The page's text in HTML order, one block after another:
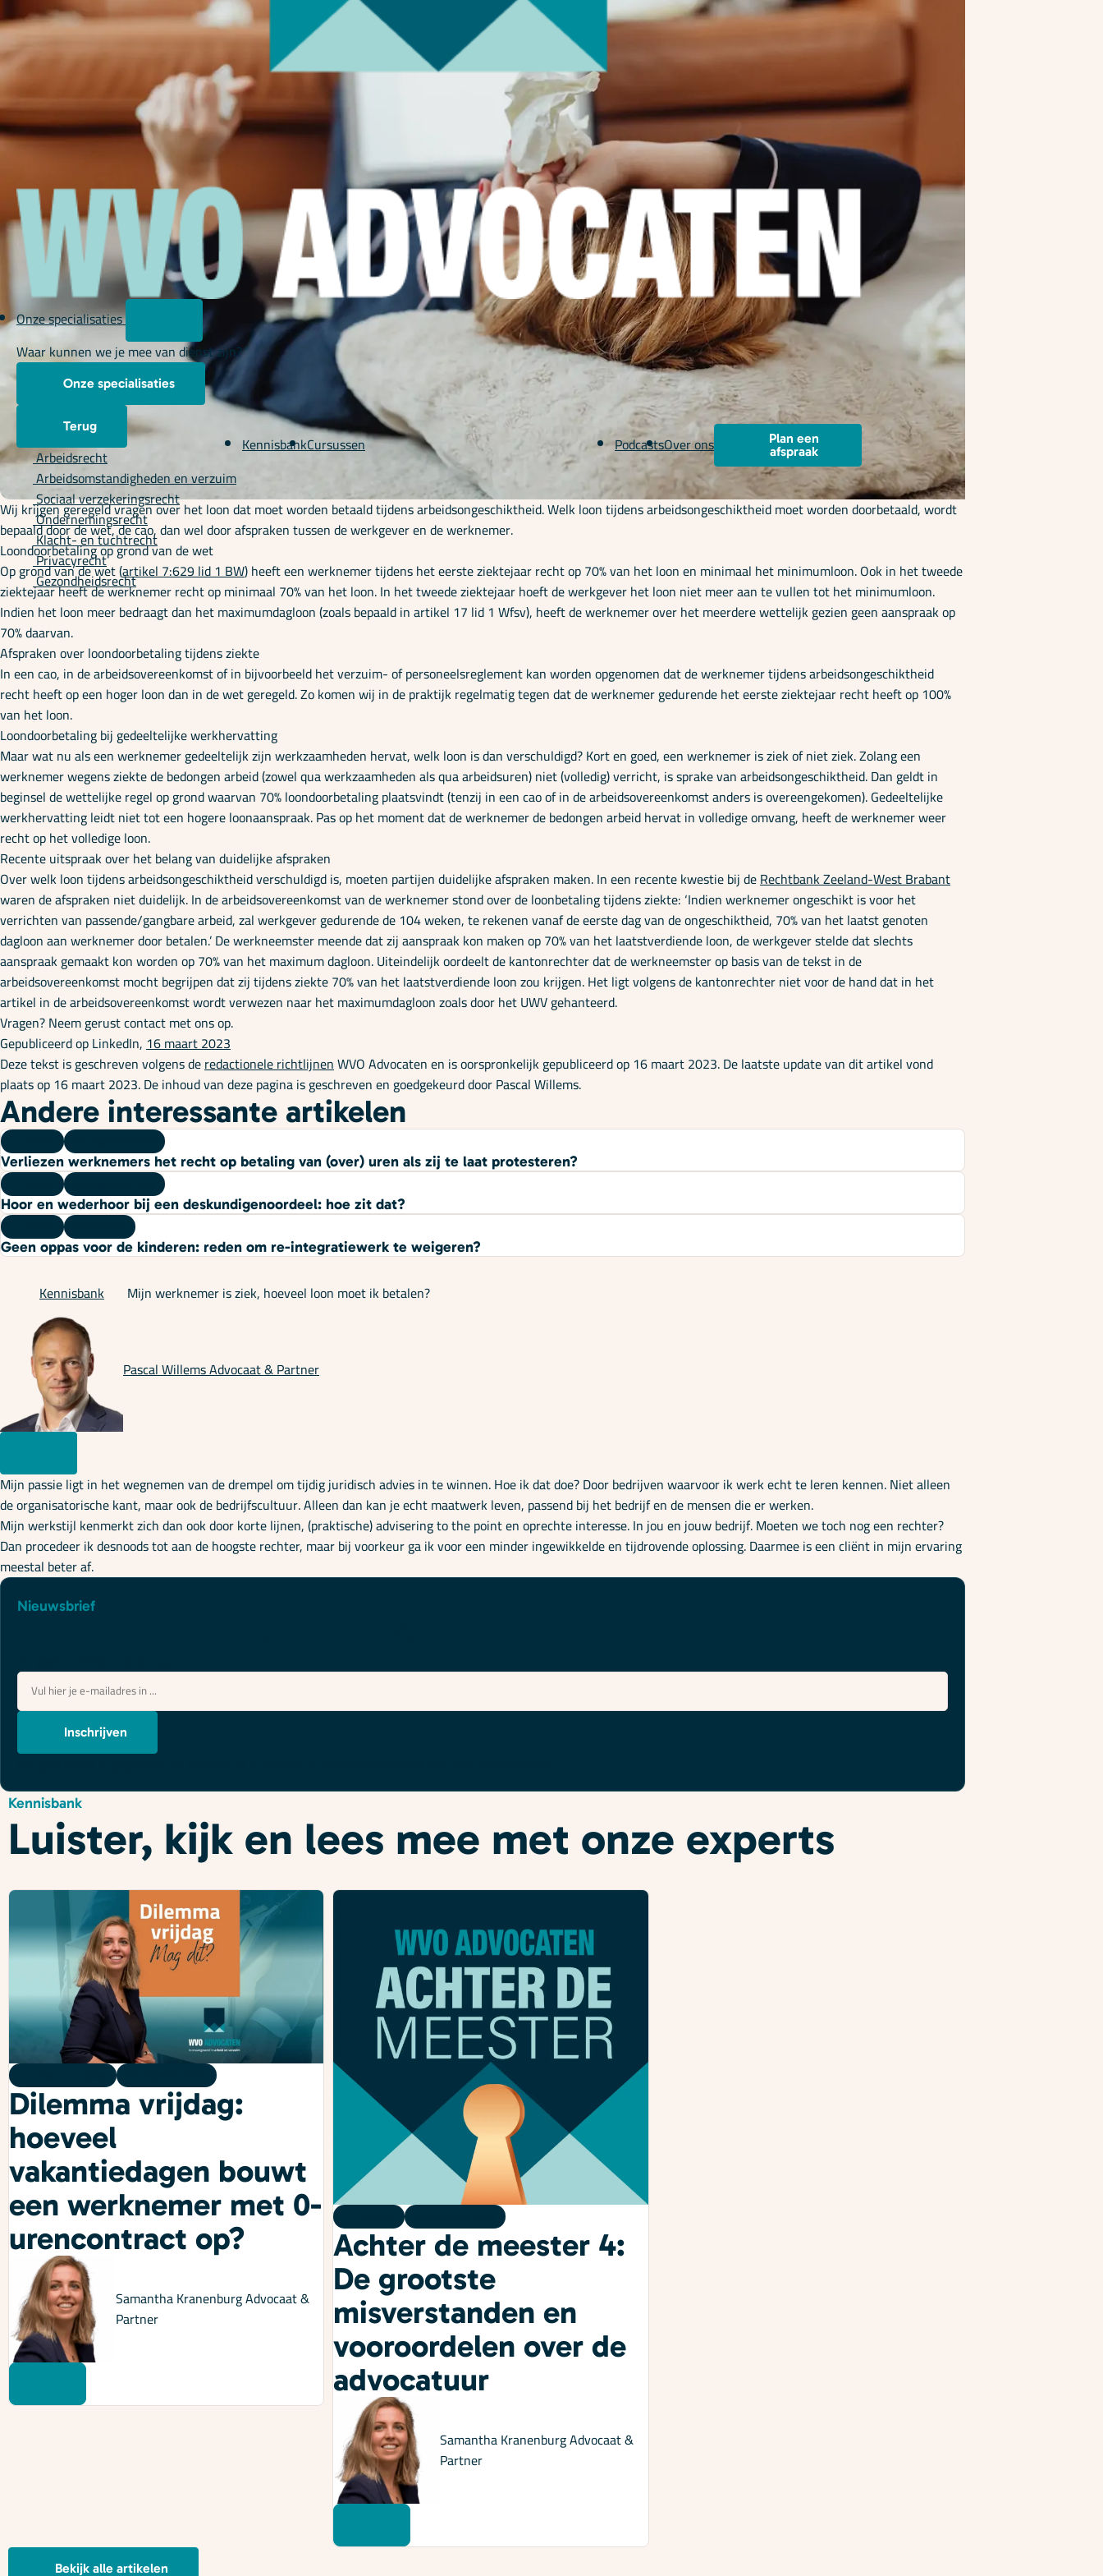
Onze specialisaties
Waar kunnen we je mee van dienst zijn?
Onze specialisaties
Terug
Arbeidsrecht
Arbeidsomstandigheden en verzuim
Sociaal verzekeringsrecht
Ondernemingsrecht
Klacht- en tuchtrecht
Privacyrecht
Gezondheidsrecht
KennisbankCursussen PodcastsOver ons
Plan een
afspraak
Wij krijgen geregeld vragen over het loon dat moet worden betaald tijdens arbeidsongeschiktheid. Welk loon tijdens arbeidsongeschiktheid moet worden doorbetaald, wordt
bepaald door de wet, de cao, dan wel door afspraken tussen de werkgever en de werknemer.
Loondoorbetaling op grond van de wet
Op grond van de wet (artikel 7:629 lid 1 BW) heeft een werknemer tijdens het eerste ziektejaar recht op 70% van het loon en minimaal het minimumloon. Ook in het tweede
ziektejaar heeft de werknemer recht op minimaal 70% van het loon. In het tweede ziektejaar hoeft de werkgever het loon niet meer aan te vullen tot het minimumloon.
Indien het loon meer bedraagt dan het maximumdagloon (zoals bepaald in artikel 17 lid 1 Wfsv), heeft de werknemer over het meerdere wettelijk gezien geen aanspraak op
70% daarvan.
Afspraken over loondoorbetaling tijdens ziekte
In een cao, in de arbeidsovereenkomst of in bijvoorbeeld het verzuim- of personeelsreglement kan worden opgenomen dat de werknemer tijdens arbeidsongeschiktheid
recht heeft op een hoger loon dan in de wet geregeld. Zo komen wij in de praktijk regelmatig tegen dat de werknemer gedurende het eerste ziektejaar recht heeft op 100%
van het loon.
Loondoorbetaling bij gedeeltelijke werkhervatting
Maar wat nu als een werknemer gedeeltelijk zijn werkzaamheden hervat, welk loon is dan verschuldigd? Kort en goed, een werknemer is ziek of niet ziek. Zolang een
werknemer wegens ziekte de bedongen arbeid (zowel qua werkzaamheden als qua arbeidsuren) niet (volledig) verricht, is sprake van arbeidsongeschiktheid. Dan geldt in
beginsel de wettelijke regel op grond waarvan 70% loondoorbetaling plaatsvindt (tenzij in een cao of in de arbeidsovereenkomst anders is overeengekomen). Gedeeltelijke
werkhervatting leidt niet tot een hogere loonaanspraak. Pas op het moment dat de werknemer de bedongen arbeid hervat in volledige omvang, heeft de werknemer weer
recht op het volledige loon.
Recente uitspraak over het belang van duidelijke afspraken
Over welk loon tijdens arbeidsongeschiktheid verschuldigd is, moeten partijen duidelijke afspraken maken. In een recente kwestie bij deRechtbank Zeeland-West Brabant
waren de afspraken niet duidelijk. In de arbeidsovereenkomst van de werknemer stond over de loonbetaling tijdens ziekte: ‘Indien werknemer ongeschikt is voor het
verrichten van passende/gangbare arbeid, zal werkgever gedurende de 104 weken, te rekenen vanaf de eerste dag van de ongeschiktheid, 70% van het laatst genoten
dagloon aan werknemer door betalen.’ De werkneemster meende dat zij aanspraak kon maken op 70% van het laatstverdiende loon, de werkgever stelde dat slechts
aanspraak gemaakt kon worden op 70% van het maximum dagloon. Uiteindelijk oordeelt de kantonrechter dat de werkneemster op basis van de tekst in de
arbeidsovereenkomst mocht begrijpen dat zij tijdens ziekte 70% van het laatstverdiende loon zou krijgen. Het ligt volgens de kantonrechter niet voor de hand dat in het
artikel in de arbeidsovereenkomst wordt verwezen naar het maximumdagloon zoals door het UWV gehanteerd.
Vragen? Neem gerust contact met ons op.
Gepubliceerd op LinkedIn,16 maart 2023
Deze tekst is geschreven volgens deredactionele richtlijnenWVO Advocaten en is oorspronkelijk gepubliceerd op 16 maart 2023. De laatste update van dit artikel vond
plaats op 16 maart 2023. De inhoud van deze pagina is geschreven en goedgekeurd door Pascal Willems.
Andere interessante artikelen
Verliezen werknemers het recht op betaling van (over) uren als zij te laat protesteren?
Hoor en wederhoor bij een deskundigenoordeel: hoe zit dat?
Geen oppas voor de kinderen: reden om re-integratiewerk te weigeren?
Kennisbank Mijn werknemer is ziek, hoeveel loon moet ik betalen?
Pascal WillemsAdvocaat & Partner
Mijn passie ligt in het wegnemen van de drempel om tijdig juridisch advies in te winnen. Hoe ik dat doe? Door bedrijven waarvoor ik werk echt te leren kennen. Niet alleen
de organisatorische kant, maar ook de bedrijfscultuur. Alleen dan kan je echt maatwerk leven, passend bij het bedrijf en de mensen die er werken.
Mijn werkstijl kenmerkt zich dan ook door korte lijnen, (praktische) advisering to the point en oprechte interesse. In jou en jouw bedrijf. Moeten we toch nog een rechter?
Dan procedeer ik desnoods tot aan de hoogste rechter, maar bij voorkeur ga ik voor een minder ingewikkelde en tijdrovende oplossing. Daarmee is een cliënt in mijn ervaring
meestal beter af.
Nieuwsbrief
E-
mailadres*
Inschrijven
Kennisbank
Luister, kijk en lees mee met onze experts
Dilemma vrijdag:
hoeveel
vakantiedagen bouwt
een werknemer met 0-
urencontract op?
Samantha KranenburgAdvocaat &
Partner
Achter de meester 4:
De grootste
misverstanden en
vooroordelen over de
advocatuur
Samantha KranenburgAdvocaat &
Partner
Bekijk alle artikelen